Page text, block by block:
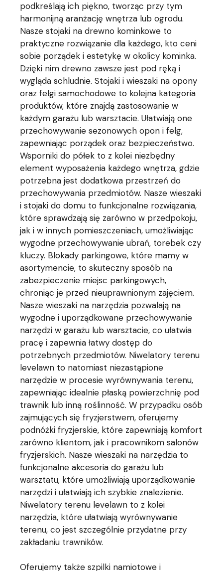
podkreślają ich piękno, tworząc przy tym
harmonijną aranżację wnętrza lub ogrodu.
Nasze stojaki na drewno kominkowe to
praktyczne rozwiązanie dla każdego, kto ceni
sobie porządek i estetykę w okolicy kominka.
Dzięki nim drewno zawsze jest pod ręką i
wygląda schludnie. Stojaki i wieszaki na opony
oraz felgi samochodowe to kolejna kategoria
produktów, które znajdą zastosowanie w
każdym garażu lub warsztacie. Ułatwiają one
przechowywanie sezonowych opon i felg,
zapewniając porządek oraz bezpieczeństwo.
Wsporniki do półek to z kolei niezbędny
element wyposażenia każdego wnętrza, gdzie
potrzebna jest dodatkowa przestrzeń do
przechowywania przedmiotów. Nasze wieszaki
i stojaki do domu to funkcjonalne rozwiązania,
które sprawdzają się zarówno w przedpokoju,
jak i w innych pomieszczeniach, umożliwiając
wygodne przechowywanie ubrań, torebek czy
kluczy. Blokady parkingowe, które mamy w
asortymencie, to skuteczny sposób na
zabezpieczenie miejsc parkingowych,
chroniąc je przed nieuprawnionym zajęciem.
Nasze wieszaki na narzędzia pozwalają na
wygodne i uporządkowane przechowywanie
narzędzi w garażu lub warsztacie, co ułatwia
pracę i zapewnia łatwy dostęp do
potrzebnych przedmiotów. Niwelatory terenu
levelawn to natomiast niezastąpione
narzędzie w procesie wyrównywania terenu,
zapewniając idealnie płaską powierzchnię pod
trawnik lub inną roślinność. W przypadku osób
zajmujących się fryzjerstwem, oferujemy
podnóżki fryzjerskie, które zapewniają komfort
zarówno klientom, jak i pracownikom salonów
fryzjerskich. Nasze wieszaki na narzędzia to
funkcjonalne akcesoria do garażu lub
warsztatu, które umożliwiają uporządkowanie
narzędzi i ułatwiają ich szybkie znalezienie.
Niwelatory terenu levelawn to z kolei
narzędzia, które ułatwiają wyrównywanie
terenu, co jest szczególnie przydatne przy
zakładaniu trawników.
Oferujemy także szpilki namiotowe i